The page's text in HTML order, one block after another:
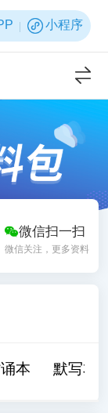
小程序
微信扫一扫
微信关注，更多资料
本 默写本